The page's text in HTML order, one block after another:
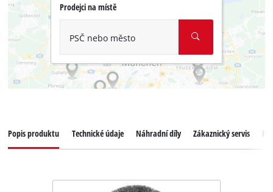
Prodejci na místě
PSČ nebo město
Popis produktu Technické údaje Náhradní díly Zákaznický servis